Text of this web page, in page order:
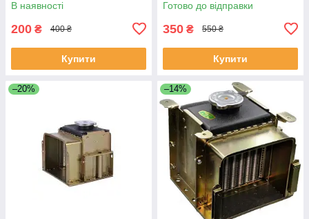
В наявності
200 ₴ 400 ₴
Купити
Готово до відправки
350 ₴ 550 ₴
Купити
–20% –14%